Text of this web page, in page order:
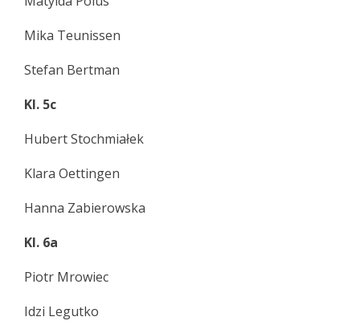
Mika Teunissen
Stefan Bertman
Kl. 5c
Hubert Stochmiałek
Klara Oettingen
Hanna Zabierowska
Kl. 6a
Piotr Mrowiec
Idzi Legutko